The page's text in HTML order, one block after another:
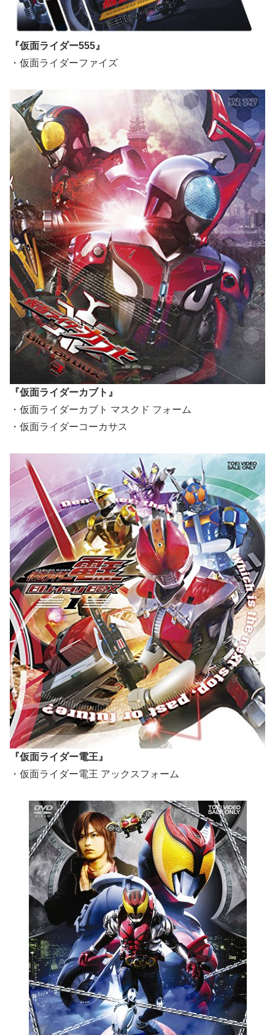
『仮面ライダー555』
・仮面ライダーファイズ
『仮面ライダーカブト』
・仮面ライダーカブト マスクド フォーム
・仮面ライダーコーカサス
『仮面ライダー電王』
・仮面ライダー電王 アックスフォーム